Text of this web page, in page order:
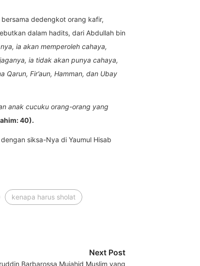
dedengkot orang kafir,
dalam hadits, dari Abdullah bin
ia akan memperoleh cahaya,
ia tidak akan punya cahaya,
Fir’aun, Hamman, dan Ubay
anak cucuku orang-orang yang
40).
siksa-Nya di Yaumul Hisab
kenapa harus sholat
Next Post
Barbarossa Mujahid Muslim yang